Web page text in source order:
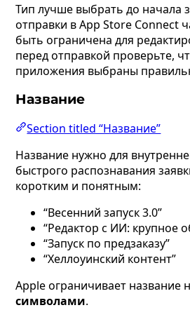
Тип лучше выбрать до начала
отправки в App Store Connect
быть ограничена для
перед отправкой проверьте,
приложения выбраны
Название
Section titled “Название”
Название нужно для
быстрого распознавания
коротким и понятным:
“Весенний запуск 3.0”
“Редактор с ИИ: крупное
“Запуск по предзаказу”
“Хеллоуинский контент”
Apple ограничивает
символами.